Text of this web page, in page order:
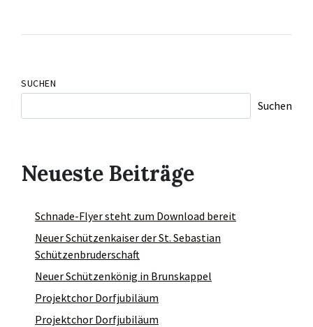
SUCHEN
Suchen
Neueste Beiträge
Schnade-Flyer steht zum Download bereit
Neuer Schützenkaiser der St. Sebastian
Schützenbruderschaft
Neuer Schützenkönig in Brunskappel
Projektchor Dorfjubiläum
Projektchor Dorfjubiläum